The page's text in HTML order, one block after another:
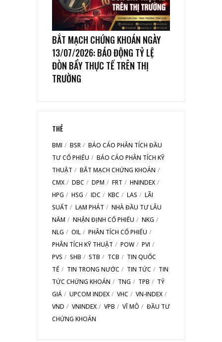
BẮT MẠCH CHỨNG KHOÁN NGÀY
13/07/2026: BÁO ĐỘNG TỶ LỆ
ĐÒN BẨY THỰC TẾ TRÊN THỊ
TRƯỜNG
THẺ
BMI BSR
BÁO CÁO PHÂN TÍCH ĐẦU
TƯ CỔ PHIẾU
BÁO CÁO PHÂN TÍCH KỸ
THUẬT
BẮT MẠCH CHỨNG KHOÁN
CMX
DBC DPM FRT
HNINDEX
HPG
HSG IDC KBC LAS
LÃI
SUẤT
LẠM PHÁT
NHÀ ĐẦU TƯ LÂU
NĂM
NHẬN ĐỊNH CỔ PHIẾU
NKG
NLG
OIL
PHÂN TÍCH CỔ PHIẾU
PHÂN TÍCH KỸ THUẬT
POW
PVI
PVS
SHB STB TCB
TIN QUỐC
TẾ
TIN TRONG NƯỚC TIN TỨC
TIN
TỨC CHỨNG KHOÁN
TNG TPB
TỶ
GIÁ
UPCOM INDEX VHC
VN-INDEX
VND
VNINDEX VPB VĨ MÔ
ĐẦU TƯ
CHỨNG KHOÁN